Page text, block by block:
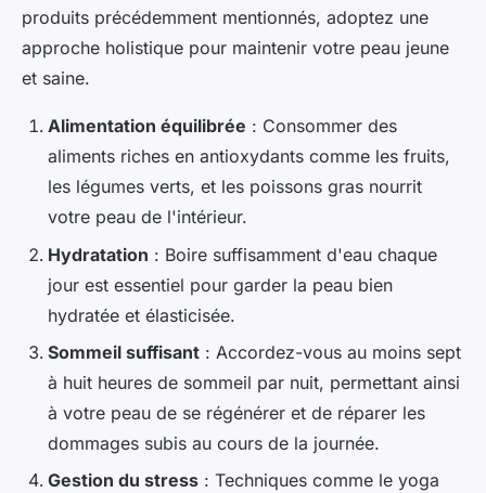
produits précédemment mentionnés, adoptez une
approche holistique pour maintenir votre peau jeune
et saine.
Alimentation équilibrée : Consommer des
aliments riches en antioxydants comme les fruits,
les légumes verts, et les poissons gras nourrit
votre peau de l'intérieur.
Hydratation : Boire suffisamment d'eau chaque
jour est essentiel pour garder la peau bien
hydratée et élasticisée.
Sommeil suffisant : Accordez-vous au moins sept
à huit heures de sommeil par nuit, permettant ainsi
à votre peau de se régénérer et de réparer les
dommages subis au cours de la journée.
Gestion du stress : Techniques comme le yoga